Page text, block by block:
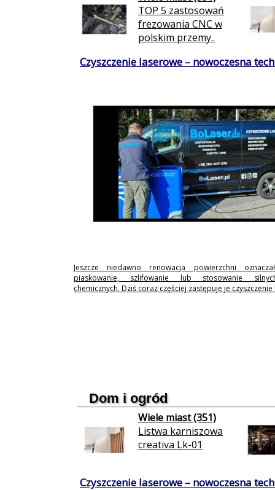
TOP 5 zastosowań
frezowania CNC w
polskim przemy..
Czyszczenie laserowe – nowoczesna
Jeszcze niedawno renowacja powierzchni
piaskowanie, szlifowanie lub stosowanie
chemicznych. Dziś coraz częściej zastępuje je
Dom i ogród
Wiele miast (351)
Listwa karniszowa
creativa Lk-01
Czyszczenie laserowe – nowoczesna